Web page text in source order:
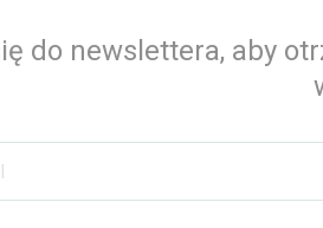
do newslettera, aby